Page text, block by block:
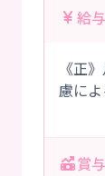
給
《正
慮によ
※
賞